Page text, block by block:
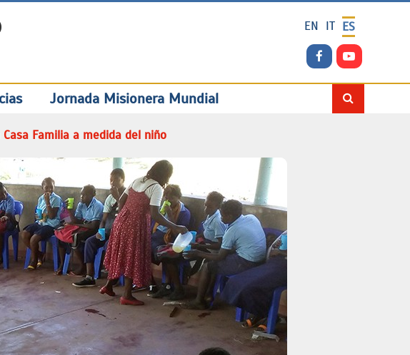
EN IT ES
Jornada Misionera Mundial
Familia a medida del niño